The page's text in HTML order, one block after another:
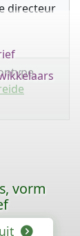
directeur
vorm